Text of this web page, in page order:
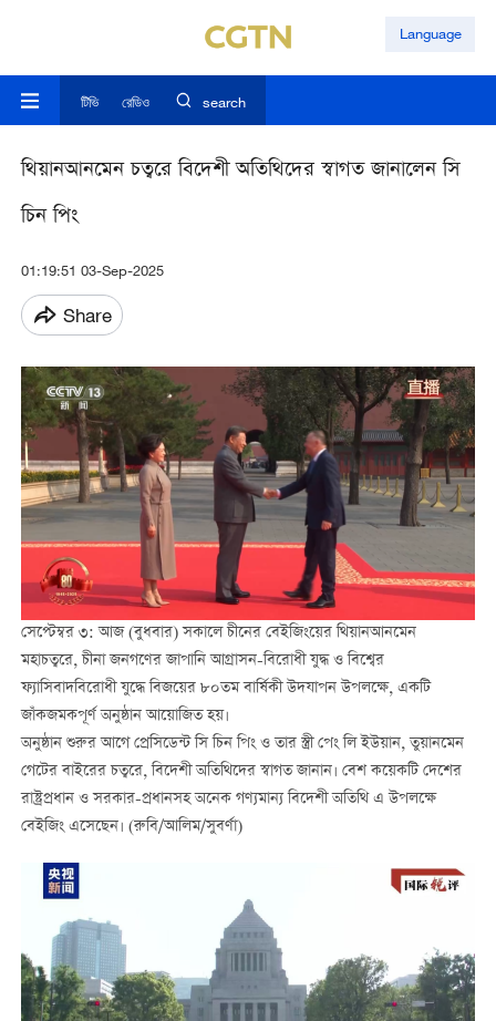
Language
টিভি রেডিও search
থিয়ানআনমেন চত্বরে বিদেশী অতিথিদের স্বাগত জানালেন সি
চিন পিং
01:19:51 03-Sep-2025
Share
সেপ্টেম্বর ৩: আজ (বুধবার) সকালে চীনের বেইজিংয়ের থিয়ানআনমেন
মহাচত্বরে, চীনা জনগণের জাপানি আগ্রাসন-বিরোধী যুদ্ধ ও বিশ্বের
ফ্যাসিবাদবিরোধী যুদ্ধে বিজয়ের ৮০তম বার্ষিকী উদযাপন উপলক্ষে, একটি
জাঁকজমকপূর্ণ অনুষ্ঠান আয়োজিত হয়।
অনুষ্ঠান শুরুর আগে প্রেসিডেন্ট সি চিন পিং ও তার স্ত্রী পেং লি ইউয়ান, তুয়ানমেন
গেটের বাইরের চত্বরে, বিদেশী অতিথিদের স্বাগত জানান। বেশ কয়েকটি দেশের
রাষ্ট্রপ্রধান ও সরকার-প্রধানসহ অনেক গণ্যমান্য বিদেশী অতিথি এ উপলক্ষে
বেইজিং এসেছেন। (রুবি/আলিম/সুবর্ণা)